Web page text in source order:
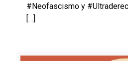
#Neofascismo y
[…]